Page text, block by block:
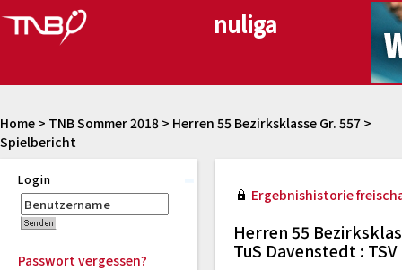
Spielbericht
Home > TNB Sommer 2018 > Herren 55 Bezirksklasse Gr. 557 >
Login
Passwort vergessen?
Ergebnishistorie
Herren 55
TuS Davenstedt :